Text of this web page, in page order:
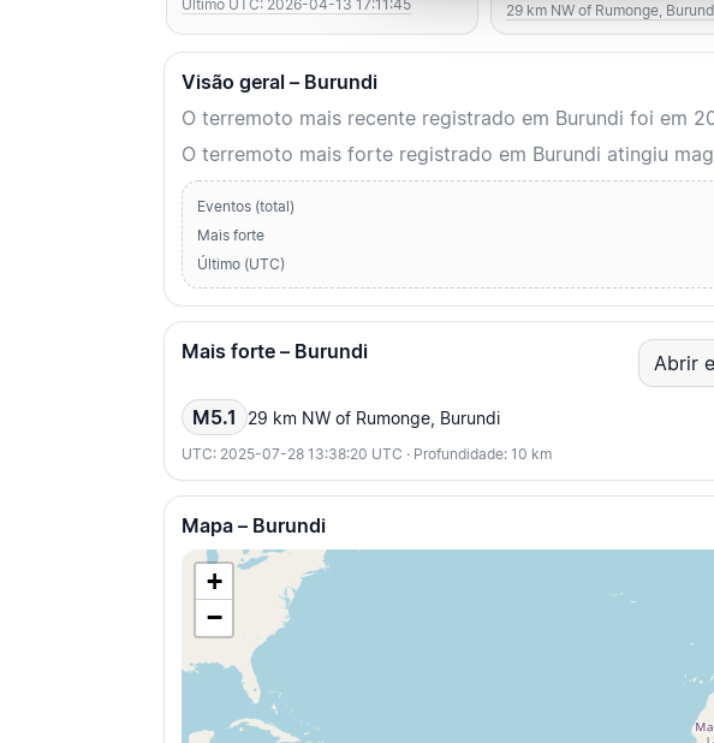
Último UTC: 2026-04-13 17:11:45 29 km NW of Rumonge,
Visão geral – Burundi
O terremoto mais recente registrado em Burundi foi em
O terremoto mais forte registrado em Burundi atingiu
Eventos (total)
Mais forte
Último (UTC)
Mais forte – Burundi Abrir
M5.1 29 km NW of Rumonge, Burundi
UTC: 2025-07-28 13:38:20 UTC · Profundidade: 10 km
Mapa – Burundi
+
−